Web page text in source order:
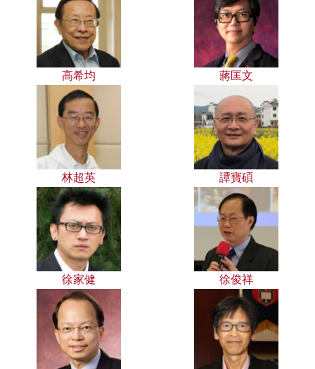
高希均 蔣匡文
林超英 譚寶碩
徐家健 徐俊祥